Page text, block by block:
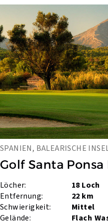
SPANIEN, BALEARISCHE
Golf Santa Ponsa
Löcher:
18 Loch
Entfernung:
22 km
Schwierigkeit:
Mittel
Gelände:
Flach